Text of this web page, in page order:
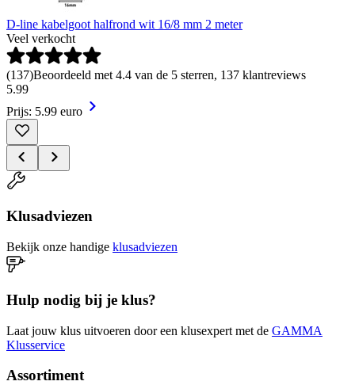
D-line kabelgoot halfrond wit 16/8 mm 2 meter
Veel verkocht
(137)Beoordeeld met 4.4 van de 5 sterren, 137 klantreviews
5.99
Prijs: 5.99 euro
Klusadviezen
Bekijk onze handige klusadviezen
Hulp nodig bij je klus?
Laat jouw klus uitvoeren door een klusexpert met de GAMMA
Klusservice
Assortiment